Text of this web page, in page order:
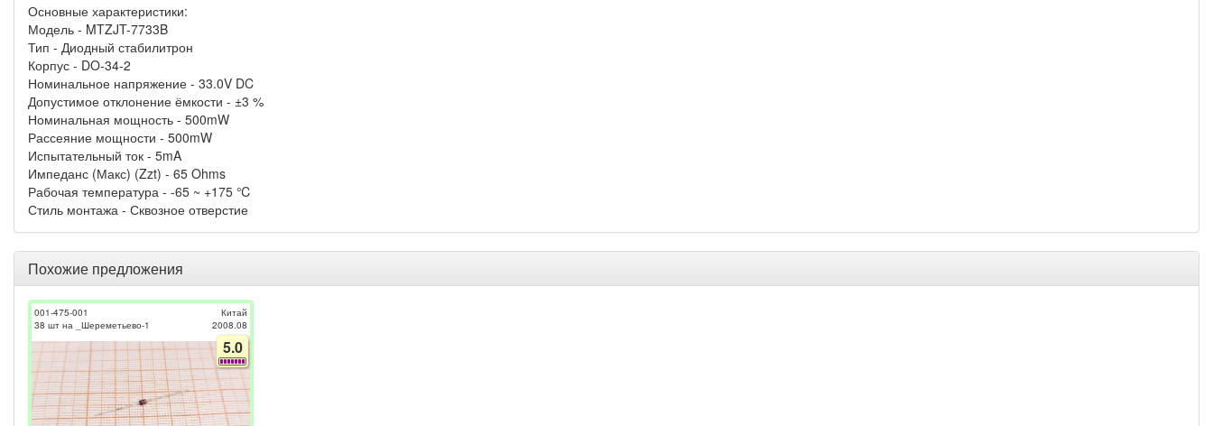
Основные характеристики:
Модель - MTZJT-7733B
Тип - Диодный стабилитрон
Корпус - DO-34-2
Номинальное напряжение - 33.0V DC
Допустимое отклонение ёмкости - ±3 %
Номинальная мощность - 500mW
Рассеяние мощности - 500mW
Испытательный ток - 5mA
Импеданс (Макс) (Zzt) - 65 Ohms
Рабочая температура - -65 ~ +175 ℃
Стиль монтажа - Сквозное отверстие
Похожие предложения
001-475-001
38 шт на _Шереметьево-1
Китай
2008.08
5.0